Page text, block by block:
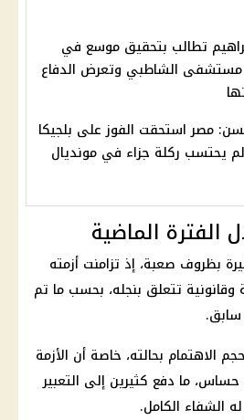
تطالب بتحقيق موسع في
مستشفى الشاطبي وتعرض الدفاع
مصر استحقت الفوز على بلجيكا
يحتسب ركلة جزاء في مونديال
الماضية
بظروف صعبة، إذ تزامنت أزمته
تتعلق بنجله، بحسب ما تم
سابق.
الاهتمام بحالته، خاصة أن الأزمة
ما دفع كثيرين إلى التعبير
الشفاء الكامل.